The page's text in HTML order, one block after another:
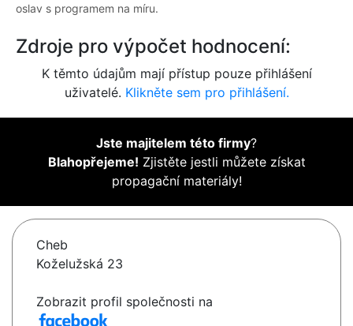
oslav s programem na míru.
Zdroje pro výpočet hodnocení:
K těmto údajům mají přístup pouze přihlášení
uživatelé. Klikněte sem pro přihlášení.
Jste majitelem této firmy?
Blahopřejeme! Zjistěte jestli můžete získat
propagační materiály!
Cheb
Koželužská 23
Zobrazit profil společnosti na